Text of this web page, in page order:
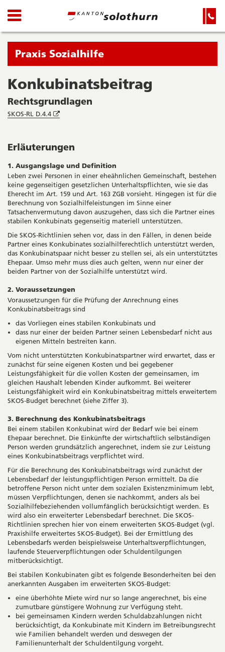
Kanton
Solothurn
Wichtige
Seiten
Startseite
Hauptnavigation
Inhalt
Suche
Navigation
und
Suche
Navigation
Sie
befinden
sich
gerade
in:
Praxis Sozialhilfe
Konkubinatsbeitrag
Rechtsgrundlagen
SKOS-RL D.4.4
Öffnet
Erläuterungen
1. Ausgangslage und Definition
Leben zwei Personen in einer eheähnlichen Gemeinschaft, bestehen
keine gegenseitigen gesetzlichen Unterhaltspflichten, wie sie das
Eherecht im Art. 159 und Art. 163 ZGB vorsieht. Hingegen ist für die
Berechnung von Sozialhilfeleistungen im Sinne einer
Tatsachenvermutung davon auszugehen, dass sich die Partner eines
stabilen Konkubinats gegenseitig materiell unterstützen.
Die SKOS-Richtlinien sehen vor, dass in den Fällen, in denen beide
Partner eines Konkubinates sozialhilferechtlich unterstützt werden,
das Konkubinatspaar nicht besser zu stellen sei, als ein unterstütztes
Ehepaar. Umso mehr muss dies auch gelten, wenn nur einer der
beiden Partner von der Sozialhilfe unterstützt wird.
2. Voraussetzungen
Voraussetzungen für die Prüfung der Anrechnung eines
Konkubinatsbeitrags sind
das Vorliegen eines stabilen Konkubinats und
dass nur einer der beiden Partner seinen Lebensbedarf nicht aus
eigenen Mitteln bestreiten kann.
Vom nicht unterstützten Konkubinatspartner wird erwartet, dass er
zunächst für seine eigenen Kosten und bei gegebener
Leistungsfähigkeit für die vollen Kosten der gemeinsamen, im
gleichen Haushalt lebenden Kinder aufkommt. Bei weiterer
Leistungsfähigkeit wird ein Konkubinatsbeitrag mittels erweitertem
SKOS-Budget berechnet (siehe Ziffer 3).
3. Berechnung des Konkubinatsbeitrags
Bei einem stabilen Konkubinat wird der Bedarf wie bei einem
Ehepaar berechnet. Die Einkünfte der wirtschaftlich selbständigen
Person werden grundsätzlich angerechnet, indem sie zur Leistung
eines Konkubinatsbeitrags verpflichtet wird.
Für die Berechnung des Konkubinatsbeitrags wird zunächst der
Lebensbedarf der leistungspflichtigen Person ermittelt. Da die
betroffene Person nicht unter dem sozialen Existenzminimum lebt,
müssen Verpflichtungen, denen sie nachkommt, anders als bei
Sozialhilfebeziehenden vollumfänglich berücksichtigt werden. Es
wird also ein erweiterter Lebensbedarf berechnet. Die SKOS-
Richtlinien sprechen hier von einem erweiterten SKOS-Budget (vgl.
Praxishilfe erweitertes SKOS-Budget). Bei der Ermittlung des
Lebensbedarfs werden beispielsweise Unterhaltsverpflichtungen,
laufende Steuerverpflichtungen oder Schuldentilgungen
mitberücksichtigt.
Bei stabilen Konkubinaten gibt es folgende Besonderheiten bei den
anerkannten Ausgaben im erweiterten SKOS-Budget:
eine überhöhte Miete wird nur so lange angerechnet, bis eine
zumutbare günstigere Wohnung zur Verfügung steht.
bei gemeinsamen Kindern werden Schuldabzahlungen nicht
berücksichtigt, da Konkubinate mit Kindern im Betreibungsrecht
wie Familien behandelt werden und deswegen der
Familienunterhalt der Schuldentilgung vorgeht.